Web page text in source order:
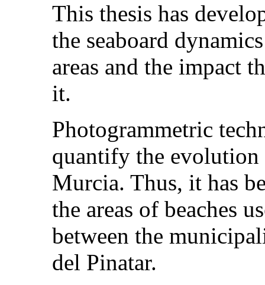
This thesis has
the seaboard
areas and the impact
it.
Photogrammetric
quantify the
Murcia. Thus, it has
the areas of beaches
between the
del Pinatar.